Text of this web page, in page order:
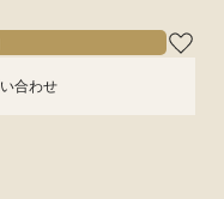
＋会場費25万円分など
合わせ